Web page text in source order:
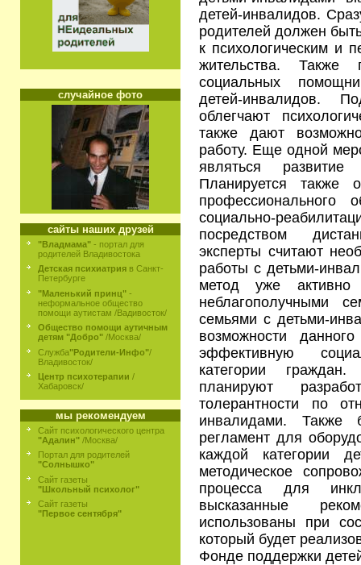
случайное фото
сайты наших друзей
"Владмама" - портал для
родителей Владивостока
Детская психиатрия в Санкт-
Петербурге
"Маленький принц" -
неформальное общество
помощи аутистам /Вадивосток/
Общество помощи аутичным
детям "Добро" /Москва/
Служба"Родители-Инфо"/
Владивосток/
Центр психотерапии /
Хабаровск/
мы рекомендуем
Сайт психологического центра
"Адалин" /Москва/
Портал для родителей
"Солнышко"
Сайт газеты
"Школьный психолог"
Сайт газеты
"Первое сентября"
детей-инвалидов.
родителей должен
к психологическим и
жительства. Также
социальных
детей-инвалидов.
облегчают
также дают
работу. Еще одной
являться
Планируется также
социально-
посредством
эксперты считают
работы с детьми-
метод уже активно
неблагополучными
семьями с детьми-
возможности
эффективную
категории
планируют
толерантности по
инвалидами. Также
регламент для
каждой категории
методическое
процесса для
высказанные
использованы при
который будет
Фонде поддержки